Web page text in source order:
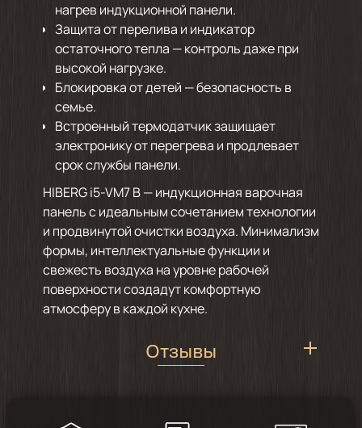
нагрев индукционной панели.
Защита от перелива и индикатор
остаточного тепла — контроль даже при
высокой нагрузке.
Блокировка от детей — безопасность в
семье.
Встроенный термодатчик защищает
электронику от перегрева и продлевает
срок службы панели.
HIBERG i5-VM7 B — индукционная варочная
панель с идеальным сочетанием технологии
и продвинутой очистки воздуха. Минимализм
формы, интеллектуальные функции и
свежесть воздуха на уровне рабочей
поверхности создадут комфортную
атмосферу в каждой кухне.
Отзывы